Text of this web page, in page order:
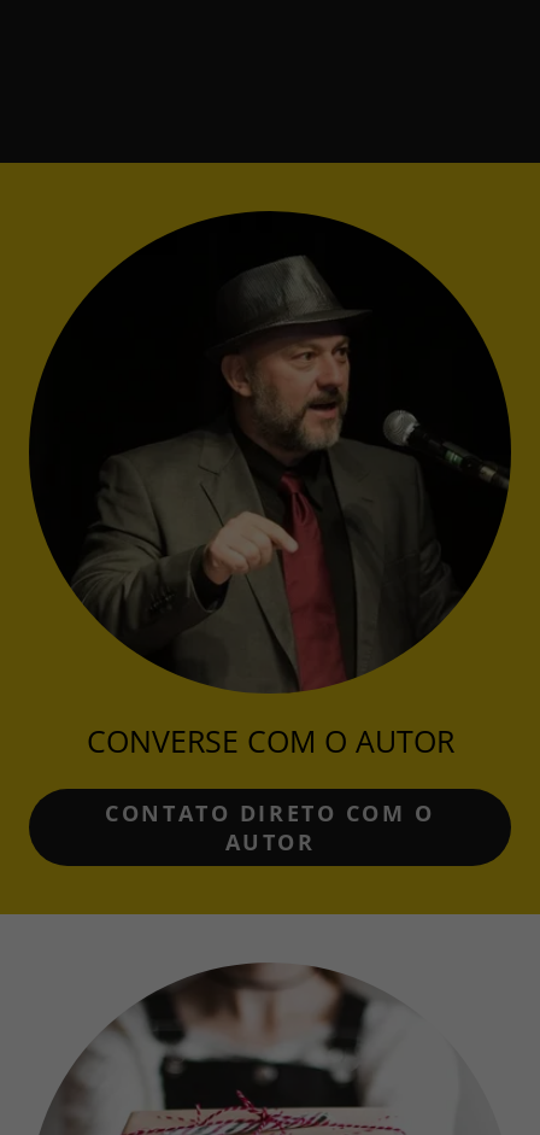
CONVERSE COM O AUTOR
CONTATO DIRETO COM O
AUTOR